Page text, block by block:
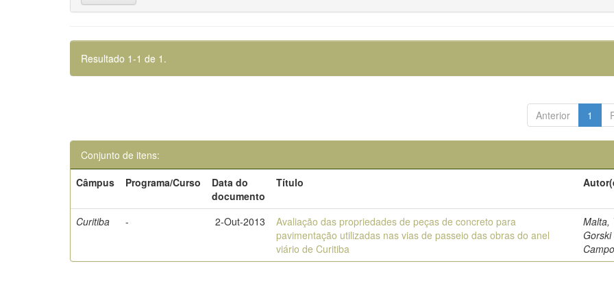
Resultado 1-1 de 1.
Anterior 1
Conjunto de itens:
Câmpus
Programa/Curso
Data do
documento
Título
Curitiba - 2-Out-2013
Avaliação das propriedades de peças de concreto para
pavimentação utilizadas nas vias de passeio das obras do anel
viário de Curitiba
Malta,
Gorski